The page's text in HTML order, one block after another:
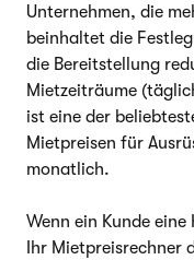
Unternehmen, die
beinhaltet die
die Bereitstellung
Mietzeiträume
ist eine der
Mietpreisen für
monatlich.
Wenn ein Kunde
Ihr Mietpreisrechner